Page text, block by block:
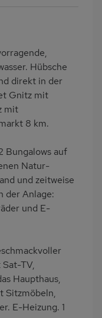
WC
Platten)
im Freien
See
Hübsche
direkt in der
Gnitz mit
mit
8 km.
Bungalows auf
Natur-
und zeitweise
der Anlage:
und E-
TV,
Haupthaus,
Sitzmöbeln,
E-Heizung. 1